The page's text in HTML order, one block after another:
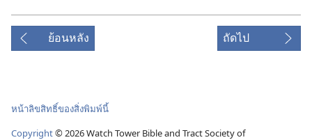
วีดีโอ
ย้อนหลัง ถัดไป
หน้าลิขสิทธิ์ของสิ่งพิมพ์นี้
Copyright© 2026 Watch Tower Bible and Tract Society of